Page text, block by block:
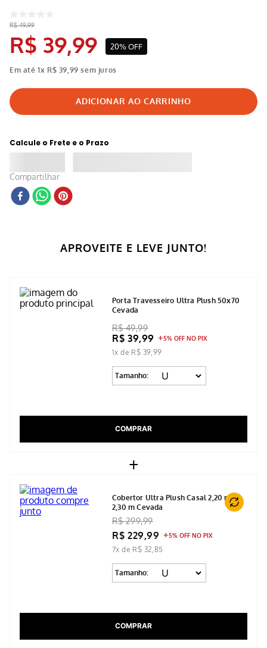
R$ 49,99
R$ 39,99 20%OFF
Em até1x R$ 39 99 sem juros
Calcule o Frete e o Prazo
Compartilhar
APROVEITE E LEVE JUNTO!
Porta Travesseiro Ultra Plush 50x70
Cevada
R$ 49,99
R$ 39,99 5% OFF NO PIX
1x de R$ 39,99
Tamanho:
COMPRAR
+
Cobertor Ultra Plush Casal 2,20 m x
2,30 m Cevada
R$ 299,99
R$ 229,99 5% OFF NO PIX
7x de R$ 32,85
Tamanho:
COMPRAR